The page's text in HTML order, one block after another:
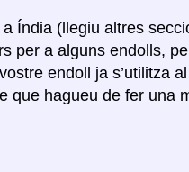
Índia (llegiu altres
per a alguns endolls,
endoll ja s’utilitza
que hagueu de fer una